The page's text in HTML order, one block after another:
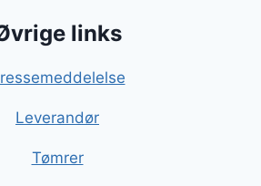
links
Leverandør
Tømrer